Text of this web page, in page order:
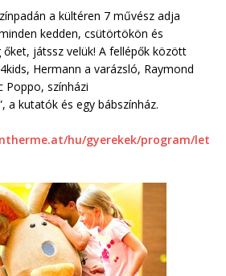
a kültéren 7 művész adja
kedden, csütörtökön és
játssz velük! A fellépők között
Hermann a varázsló, Raymond
Poppo, színházi
a kutatók és egy bábszínház.
hu/gyerekek/program/let